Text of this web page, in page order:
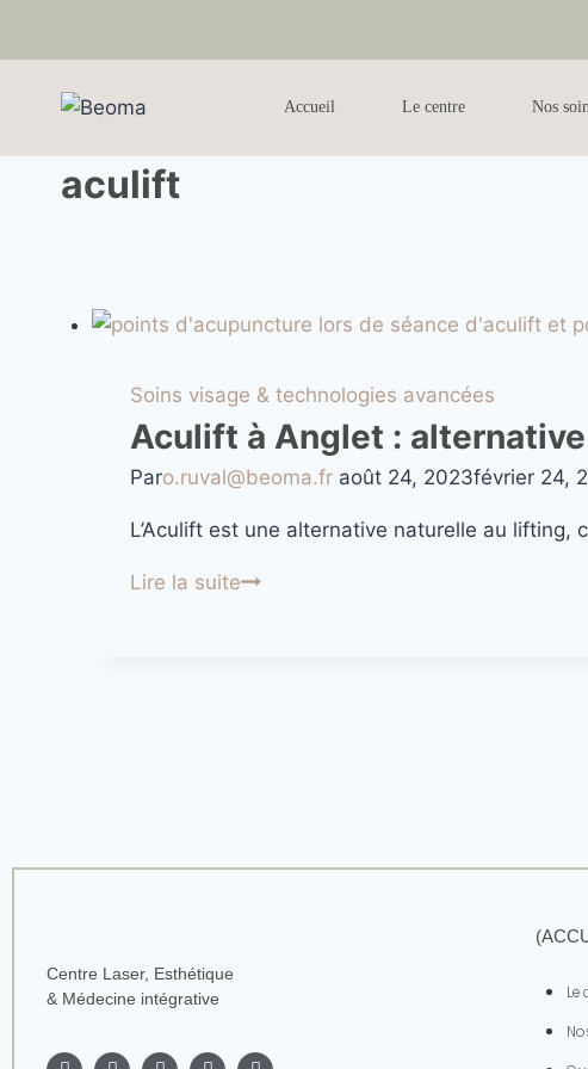
Accueil Le centre Nos
aculift
Soins visage & technologies avancées
Aculift à Anglet :
Paro.ruval@beoma.fr août 24, 2023février 24,
L’Aculift est une alternative naturelle au
Lire la suite
Centre Laser, Esthétique
& Médecine intégrative
Le